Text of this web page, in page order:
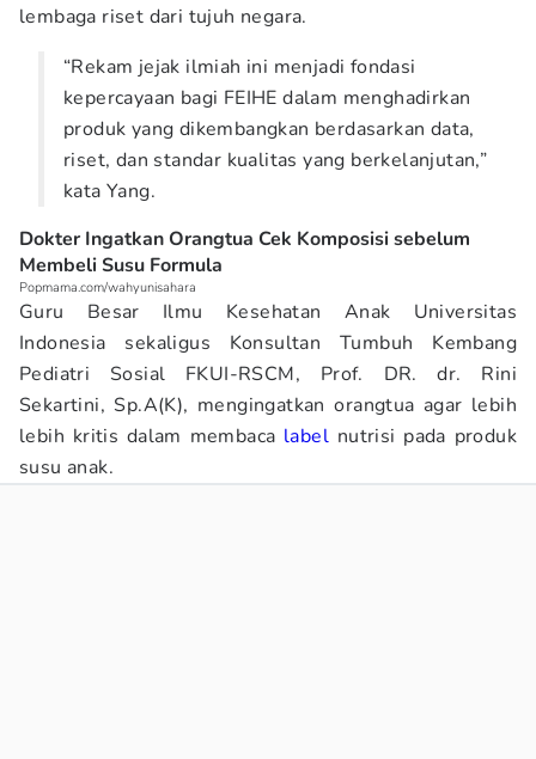
lembaga riset dari tujuh negara.
“Rekam jejak ilmiah ini menjadi fondasi
kepercayaan bagi FEIHE dalam menghadirkan
produk yang dikembangkan berdasarkan data,
riset, dan standar kualitas yang berkelanjutan,”
kata Yang.
Dokter Ingatkan Orangtua Cek Komposisi sebelum
Membeli Susu Formula
Popmama.com/wahyunisahara
Guru Besar Ilmu Kesehatan Anak Universitas
Indonesia sekaligus Konsultan Tumbuh Kembang
Pediatri Sosial FKUI-RSCM, Prof. DR. dr. Rini
Sekartini, Sp.A(K), mengingatkan orangtua agar lebih
lebih kritis dalam membaca label nutrisi pada produk
susu anak.